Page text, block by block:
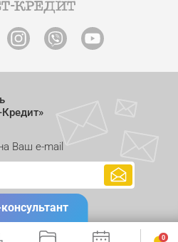
Кредит»
Ваш e-mail
0